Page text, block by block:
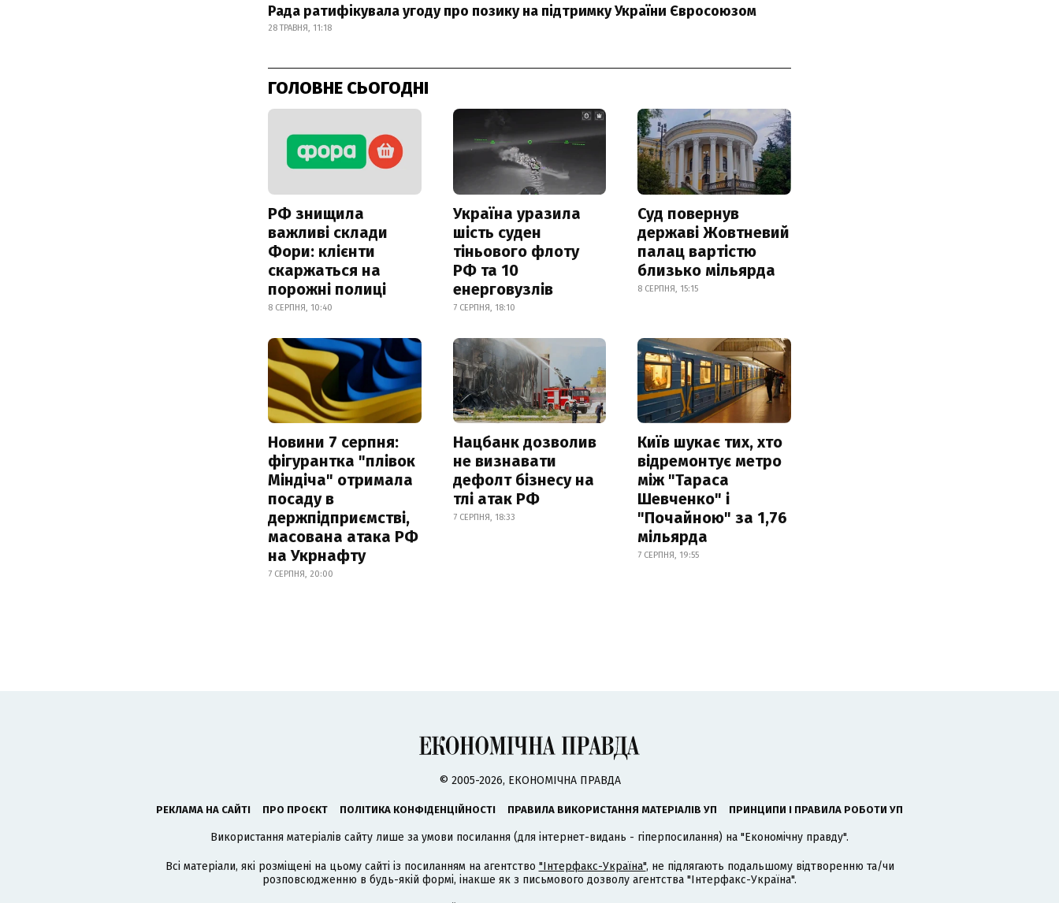
Рада ратифікувала угоду про позику на підтримку України Євросоюзом
28 ТРАВНЯ, 11:18
ГОЛОВНЕ СЬОГОДНІ
РФ знищила
важливі склади
Фори: клієнти
скаржаться на
порожні полиці
8 СЕРПНЯ, 10:40
Україна уразила
шість суден
тіньового флоту
РФ та 10
енерговузлів
7 СЕРПНЯ, 18:10
Суд повернув
державі Жовтневий
палац вартістю
близько мільярда
8 СЕРПНЯ, 15:15
Новини 7 серпня:
фігурантка "плівок
Міндіча" отримала
посаду в
держпідприємстві,
масована атака РФ
на Укрнафту
7 СЕРПНЯ, 20:00
Нацбанк дозволив
не визнавати
дефолт бізнесу на
тлі атак РФ
7 СЕРПНЯ, 18:33
Київ шукає тих, хто
відремонтує метро
між "Тараса
Шевченко" і
"Почайною" за 1,76
мільярда
7 СЕРПНЯ, 19:55
© 2005-2026, ЕКОНОМІЧНА ПРАВДА
РЕКЛАМА НА САЙТІ ПРО ПРОЄКТ ПОЛІТИКА КОНФІДЕНЦІЙНОСТІ ПРАВИЛА ВИКОРИСТАННЯ МАТЕРІАЛІВ УП ПРИНЦИПИ І ПРАВИЛА РОБОТИ УП
Використання матеріалів сайту лише за умови посилання (для інтернет-видань - гіперпосилання) на "Економічну правду".
Всі матеріали, які розміщені на цьому сайті із посиланням на агентство "Інтерфакс-Україна", не підлягають подальшому відтворенню та/чи
розповсюдженню в будь-якій формі, інакше як з письмового дозволу агентства "Інтерфакс-Україна".